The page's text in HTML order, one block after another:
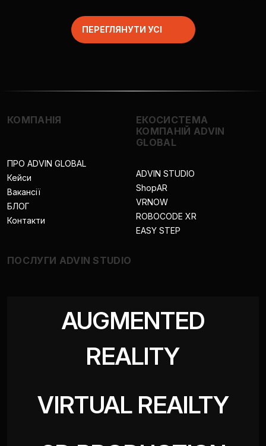
ПЕРЕГЛЯНУТИ УСІ
КОМПАНІЯ
ПРО ADVIN GLOBAL
Кейси
Вакансії
БЛОГ
Контакти
ПОСЛУГИ ADVIN STUDIO
AUGMENTED
REALITY
VIRTUAL REAILTY
ЕКОСИСТЕМА
КОМПАНІЙ ADVIN
GLOBAL
ADVIN STUDIO
ShopAR
VRNOW
ROBOCODE XR
EASY STEP